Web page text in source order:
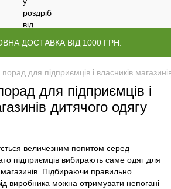
ДОСТАВКА ВІД 1000 ГРН.
для підприємців і власників
для підприємців і
дитячого одягу
величезним попитом серед
підприємців вибирають саме одяг для
магазинів. Підбираючи правильно
виробника можна отримувати непогані